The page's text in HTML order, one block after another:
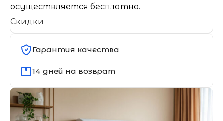
осуществляется бесплатно.
Скидки
Гарантия качества
14 дней на возврат